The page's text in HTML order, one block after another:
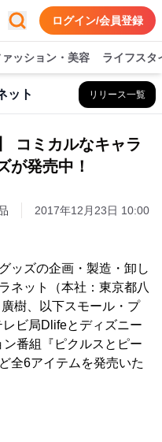
ログイン/会員登録
ァッション・美容 ライフスタ
ット リリース一覧
コミカルなキャラ
が発売中！
2017年12月23日 10:00
ッズの企画・製造・卸し
ネット（本社：東京都八
樹、以下スモール・プ
ビ局Dlifeとディズニー
番組『ピクルスとピー
全6アイテムを発売いた